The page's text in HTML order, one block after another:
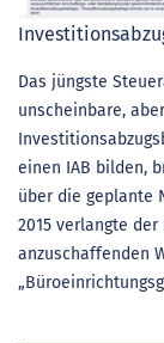
Das jüngste
unscheinbare,
einen IAB bilden,
über die geplante
2015 verlangte
anzuschaffenden